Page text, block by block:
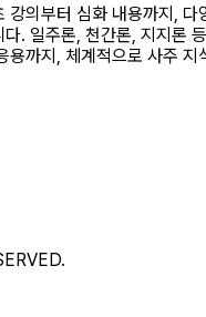
강의부터 심화 내용까지, 다
. 일주론, 천간론, 지지론 등
용까지, 체계적으로 사주 지